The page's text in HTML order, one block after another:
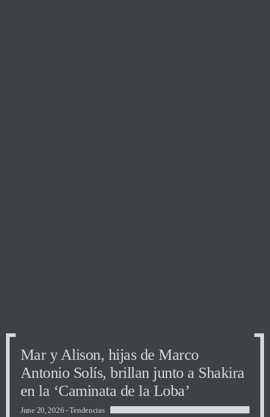
Mar y Alison, hijas de Marco
Antonio Solís, brillan junto a Shakira
en la ‘Caminata de la Loba’
June 20, 2026 -Tendencias